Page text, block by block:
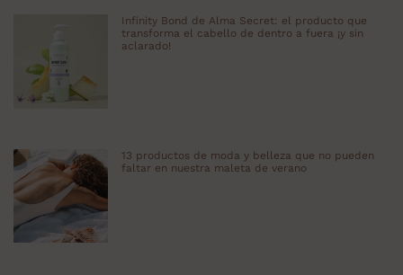
Infinity Bond de Alma Secret: el producto que
transforma el cabello de dentro a fuera ¡y sin
aclarado!
13 productos de moda y belleza que no pueden
faltar en nuestra maleta de verano